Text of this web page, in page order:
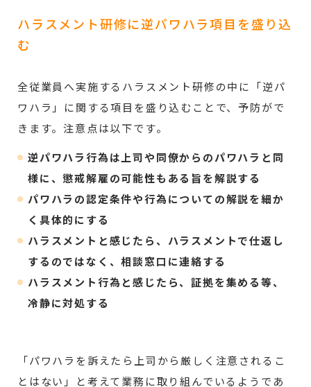
ハラスメント研修に逆パワハラ項目を盛り込
む
全従業員へ実施するハラスメント研修の中に「逆パ
ワハラ」に関する項目を盛り込むことで、予防がで
きます。注意点は以下です。
逆パワハラ行為は上司や同僚からのパワハラと同
様に、懲戒解雇の可能性もある旨を解説する
パワハラの認定条件や行為についての解説を細か
く具体的にする
ハラスメントと感じたら、ハラスメントで仕返し
するのではなく、相談窓口に連絡する
ハラスメント行為と感じたら、証拠を集める等、
冷静に対処する
「パワハラを訴えたら上司から厳しく注意されるこ
とはない」と考えて業務に取り組んでいるようであ